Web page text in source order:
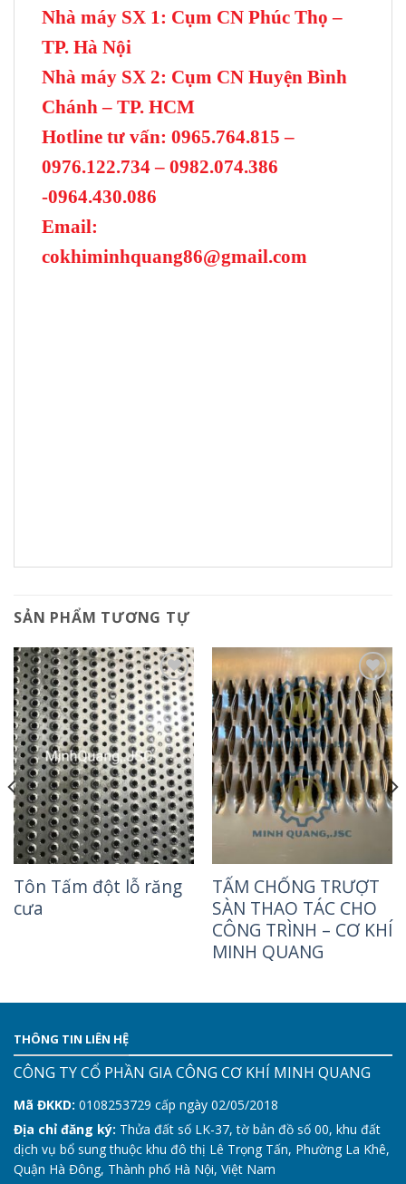
Nhà máy SX 1: Cụm CN Phúc Thọ –
TP. Hà Nội
Nhà máy SX 2: Cụm CN Huyện Bình
Chánh – TP. HCM
Hotline tư vấn: 0965.764.815 –
0976.122.734 – 0982.074.386
-0964.430.086
Email:
cokhiminhquang86@gmail.com
SẢN PHẨM TƯƠNG TỰ
Add to
Wishlist
Tôn Tấm đột lỗ răng
cưa
Add to
Wishlist
TẤM CHỐNG TRƯỢT
SÀN THAO TÁC CHO
CÔNG TRÌNH – CƠ KHÍ
MINH QUANG
THÔNG TIN LIÊN HỆ
CÔNG TY CỔ PHẦN GIA CÔNG CƠ KHÍ MINH QUANG
Mã ĐKKD: 0108253729 cấp ngày 02/05/2018
Địa chỉ đăng ký: Thửa đất số LK-37, tờ bản đồ số 00, khu đất
dịch vụ bổ sung thuộc khu đô thị Lê Trọng Tấn, Phường La Khê,
Quận Hà Đông, Thành phố Hà Nội, Việt Nam